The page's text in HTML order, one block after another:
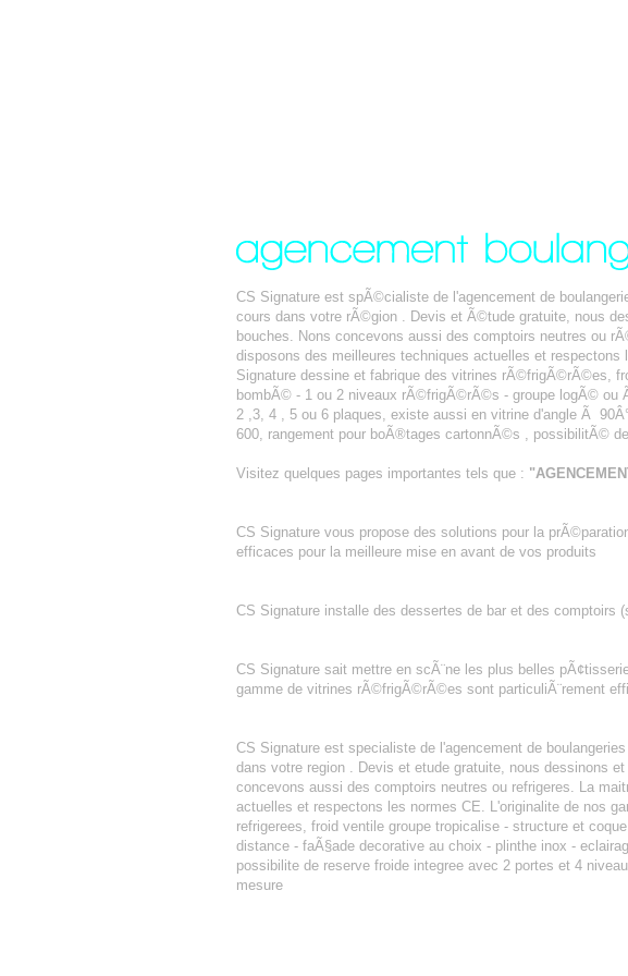
CS Signature est spÃ©cialiste de l'agencement de
cours dans votre rÃ©gion . Devis et Ã©tude gratuite, nous
bouches. Nons concevons aussi des comptoirs neutres ou
disposons des meilleures techniques actuelles et
Signature dessine et fabrique des vitrines rÃ©frigÃ©rÃ©es,
bombÃ© - 1 ou 2 niveaux rÃ©frigÃ©rÃ©s - groupe logÃ© ou
2 ,3, 4 , 5 ou 6 plaques, existe aussi en vitrine d'angle Ã
600, rangement pour boÃ®tages cartonnÃ©s , possibilitÃ©
Visitez quelques pages importantes tels que :
CS Signature vous propose des solutions pour la
efficaces pour la meilleure mise en avant de vos produits
CS Signature installe des dessertes de bar et des comptoirs
CS Signature sait mettre en scÃ¨ne les plus belles
gamme de vitrines rÃ©frigÃ©rÃ©es sont particuliÃ¨rement
CS Signature est specialiste de l'agencement de
dans votre region . Devis et etude gratuite, nous dessinons
concevons aussi des comptoirs neutres ou refrigeres. La
actuelles et respectons les normes CE. L'originalite de nos
refrigerees, froid ventile groupe tropicalise - structure et
distance - faÃ§ade decorative au choix - plinthe inox -
possibilite de reserve froide integree avec 2 portes et 4
mesure